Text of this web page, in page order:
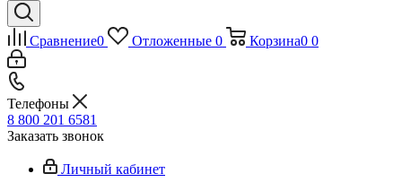
Сравнение0 Отложенные 0 Корзина0 0
Телефоны
8 800 201 6581
Заказать звонок
Личный кабинет